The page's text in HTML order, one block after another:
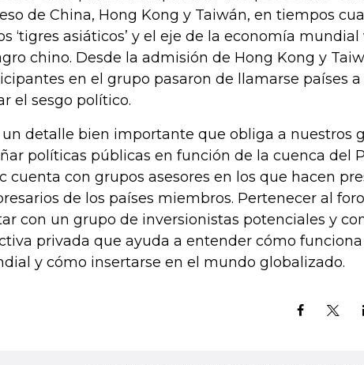
de China, Hong Kong y Taiwán, en tiempos
‘tigres asiáticos’ y el eje de la economía mundial
chino. Desde la admisión de Hong Kong y
en el grupo pasaron de llamarse países
el sesgo político.
un detalle bien importante que obliga a nuestros
políticas públicas en función de la cuenca del
cuenta con grupos asesores en los que hacen
de los países miembros. Pertenecer al
con un grupo de inversionistas potenciales y
privada que ayuda a entender cómo
y cómo insertarse en el mundo globalizado.